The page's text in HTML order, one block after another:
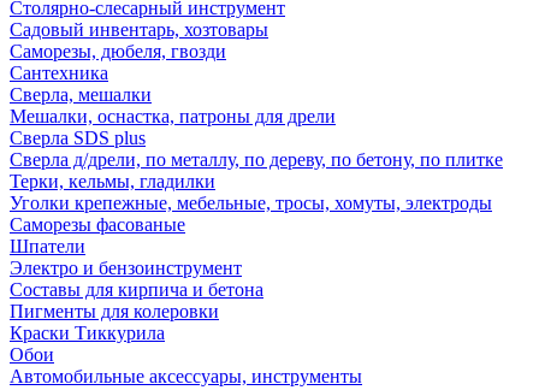
Столярно-слесарный инструмент
Садовый инвентарь, хозтовары
Саморезы, дюбеля, гвозди
Сантехника
Сверла, мешалки
Мешалки, оснастка, патроны для дрели
Сверла SDS plus
Сверла д/дрели, по металлу, по дереву, по бетону, по плитке
Терки, кельмы, гладилки
Уголки крепежные, мебельные, тросы, хомуты, электроды
Саморезы фасованые
Шпатели
Электро и бензоинструмент
Составы для кирпича и бетона
Пигменты для колеровки
Краски Тиккурила
Обои
Автомобильные аксессуары, инструменты